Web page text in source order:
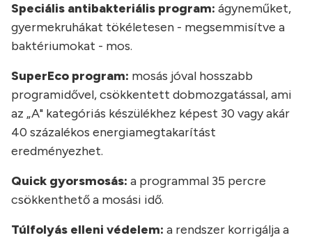
Speciális antibakteriális program: ágyneműket,
gyermekruhákat tökéletesen - megsemmisítve a
baktériumokat - mos.
SuperEco program: mosás jóval hosszabb
programidővel, csökkentett dobmozgatással, ami
az „A" kategóriás készülékhez képest 30 vagy akár
40 százalékos energiamegtakarítást
eredményezhet.
Quick gyorsmosás: a programmal 35 percre
csökkenthető a mosási idő.
Túlfolyás elleni védelem: a rendszer korrigálja a